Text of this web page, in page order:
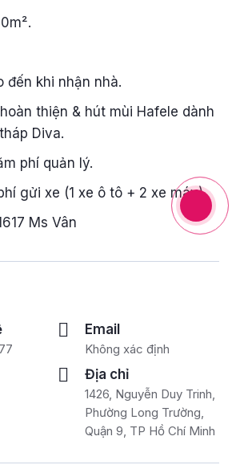
đến khi nhận nhà.
thiện & hút mùi Hafele dành
Diva.
phí quản lý.
gửi xe (1 xe ô tô + 2 xe máy).
Ms Vân
Email
Không xác định
Địa chỉ
1426, Nguyễn Duy Trinh,
Phường Long Trường,
Quận 9, TP Hồ Chí Minh